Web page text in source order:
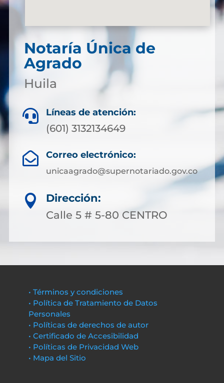
Notaría Única de
Agrado
Huila
 Líneas de atención:
(601) 3132134649
 Correo electrónico:
unicaagrado@supernotariado.gov.co

Dirección:
Calle 5 # 5-80 CENTRO
• Términos y condiciones
• Política de Tratamiento de Datos
Personales
• Políticas de derechos de autor
• Certificado de Accesibilidad
• Políticas de Privacidad Web
• Mapa del Sitio